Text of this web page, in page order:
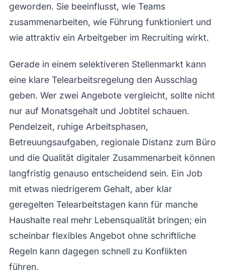
geworden. Sie beeinflusst, wie Teams
zusammenarbeiten, wie Führung funktioniert und
wie attraktiv ein Arbeitgeber im Recruiting wirkt.
Gerade in einem selektiveren Stellenmarkt kann
eine klare Telearbeitsregelung den Ausschlag
geben. Wer zwei Angebote vergleicht, sollte nicht
nur auf Monatsgehalt und Jobtitel schauen.
Pendelzeit, ruhige Arbeitsphasen,
Betreuungsaufgaben, regionale Distanz zum Büro
und die Qualität digitaler Zusammenarbeit können
langfristig genauso entscheidend sein. Ein Job
mit etwas niedrigerem Gehalt, aber klar
geregelten Telearbeitstagen kann für manche
Haushalte real mehr Lebensqualität bringen; ein
scheinbar flexibles Angebot ohne schriftliche
Regeln kann dagegen schnell zu Konflikten
führen.